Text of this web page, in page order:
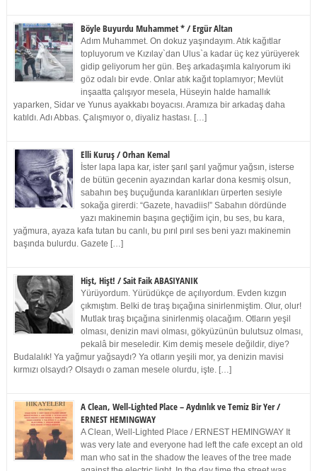
Böyle Buyurdu Muhammet * / Ergür Altan
Adım Muhammet. On dokuz yaşındayım. Atık kağıtlar
topluyorum ve Kızılay`dan Ulus`a kadar üç kez yürüyerek
gidip geliyorum her gün. Beş arkadaşımla kalıyorum iki
göz odalı bir evde. Onlar atık kağıt toplamıyor; Mevlüt
inşaatta çalışıyor mesela, Hüseyin halde hamallık
yaparken, Sidar ve Yunus ayakkabı boyacısı. Aramıza bir arkadaş daha
katıldı. Adı Abbas. Çalışmıyor o, diyaliz hastası. […]
Elli Kuruş / Orhan Kemal
İster lapa lapa kar, ister şarıl şarıl yağmur yağsın, isterse
de bütün gecenin ayazından karlar dona kesmiş olsun,
sabahın beş buçuğunda karanlıkları ürperten sesiyle
sokağa girerdi: “Gazete, havadiis!” Sabahın dördünde
yazı makinemin başına geçtiğim için, bu ses, bu kara,
yağmura, ayaza kafa tutan bu canlı, bu pırıl pırıl ses beni yazı makinemin
başında bulurdu. Gazete […]
Hişt, Hişt! / Sait Faik ABASIYANIK
Yürüyordum. Yürüdükçe de açılıyordum. Evden kızgın
çıkmıştım. Belki de tıraş bıçağına sinirlenmiştim. Olur, olur!
Mutlak tıraş bıçağına sinirlenmiş olacağım. Otların yeşil
olması, denizin mavi olması, gökyüzünün bulutsuz olması,
pekalâ bir meseledir. Kim demiş mesele değildir, diye?
Budalalık! Ya yağmur yağsaydı? Ya otların yeşili mor, ya denizin mavisi
kırmızı olsaydı? Olsaydı o zaman mesele olurdu, işte. […]
A Clean, Well-Lighted Place – Aydınlık ve Temiz Bir Yer /
ERNEST HEMINGWAY
A Clean, Well-Lighted Place / ERNEST HEMINGWAY It
was very late and everyone had left the cafe except an old
man who sat in the shadow the leaves of the tree made